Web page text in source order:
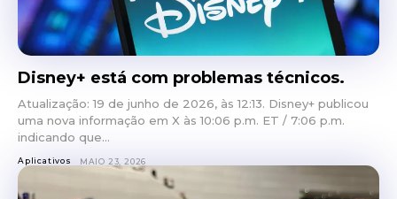
Disney+ está com problemas técnicos.
Atualização: 19 de junho de 2026, às 12:13. Disney+ publicou
uma nova informação em X às 10:06 p.m. ET / 7:06 p.m.
indicando que...
Aplicativos MAIO 23, 2026